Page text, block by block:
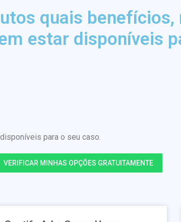
quais
estar disponíveis
para o seu caso.
VERIFICAR MINHAS OPÇÕES GRATUITAMENTE